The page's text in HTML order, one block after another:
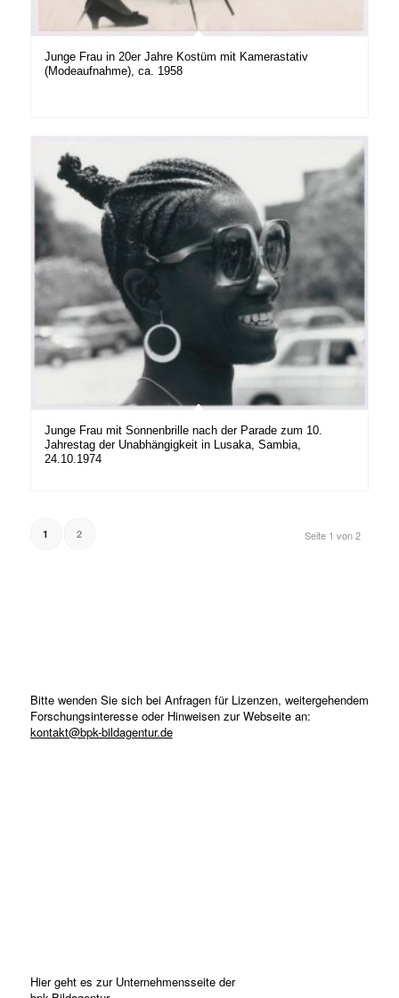
Junge Frau in 20er Jahre Kostüm mit Kamerastativ
(Modeaufnahme), ca. 1958
Junge Frau mit Sonnenbrille nach der Parade zum 10.
Jahrestag der Unabhängigkeit in Lusaka, Sambia,
24.10.1974
Seite 1 von 2
1 2
Bitte wenden Sie sich bei Anfragen für Lizenzen, weitergehendem
Forschungsinteresse oder Hinweisen zur Webseite an:
kontakt@bpk-bildagentur.de
Hier geht es zur Unternehmensseite der